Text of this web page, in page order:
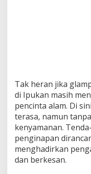
Tak heran jika
di Ipukan masih
pencinta alam. Di
terasa, namun
kenyamanan.
penginapan
menghadirkan
dan berkesan.